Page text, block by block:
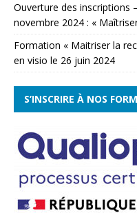
Ouverture des inscriptions
novembre 2024 : «
Formation « Maitriser la
en visio le 26 juin 2024
S’INSCRIRE À NOS